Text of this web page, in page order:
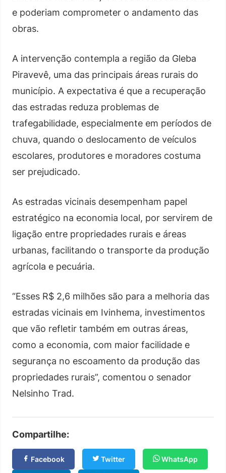
e poderiam comprometer o andamento das
obras.
A intervenção contempla a região da Gleba
Piravevê, uma das principais áreas rurais do
município. A expectativa é que a recuperação
das estradas reduza problemas de
trafegabilidade, especialmente em períodos de
chuva, quando o deslocamento de veículos
escolares, produtores e moradores costuma
ser prejudicado.
As estradas vicinais desempenham papel
estratégico na economia local, por servirem de
ligação entre propriedades rurais e áreas
urbanas, facilitando o transporte da produção
agrícola e pecuária.
“Esses R$ 2,6 milhões são para a melhoria das
estradas vicinais em Ivinhema, investimentos
que vão refletir também em outras áreas,
como a economia, com maior facilidade e
segurança no escoamento da produção das
propriedades rurais”, comentou o senador
Nelsinho Trad.
Compartilhe:
Facebook Twitter WhatsApp